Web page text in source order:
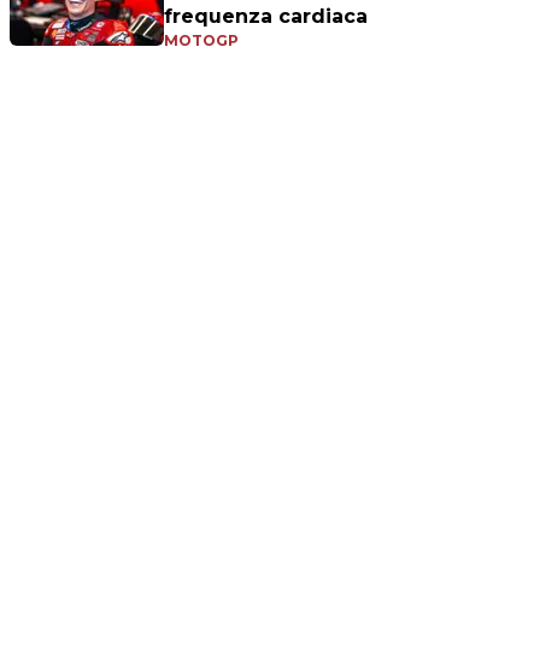
frequenza cardiaca
MOTOGP